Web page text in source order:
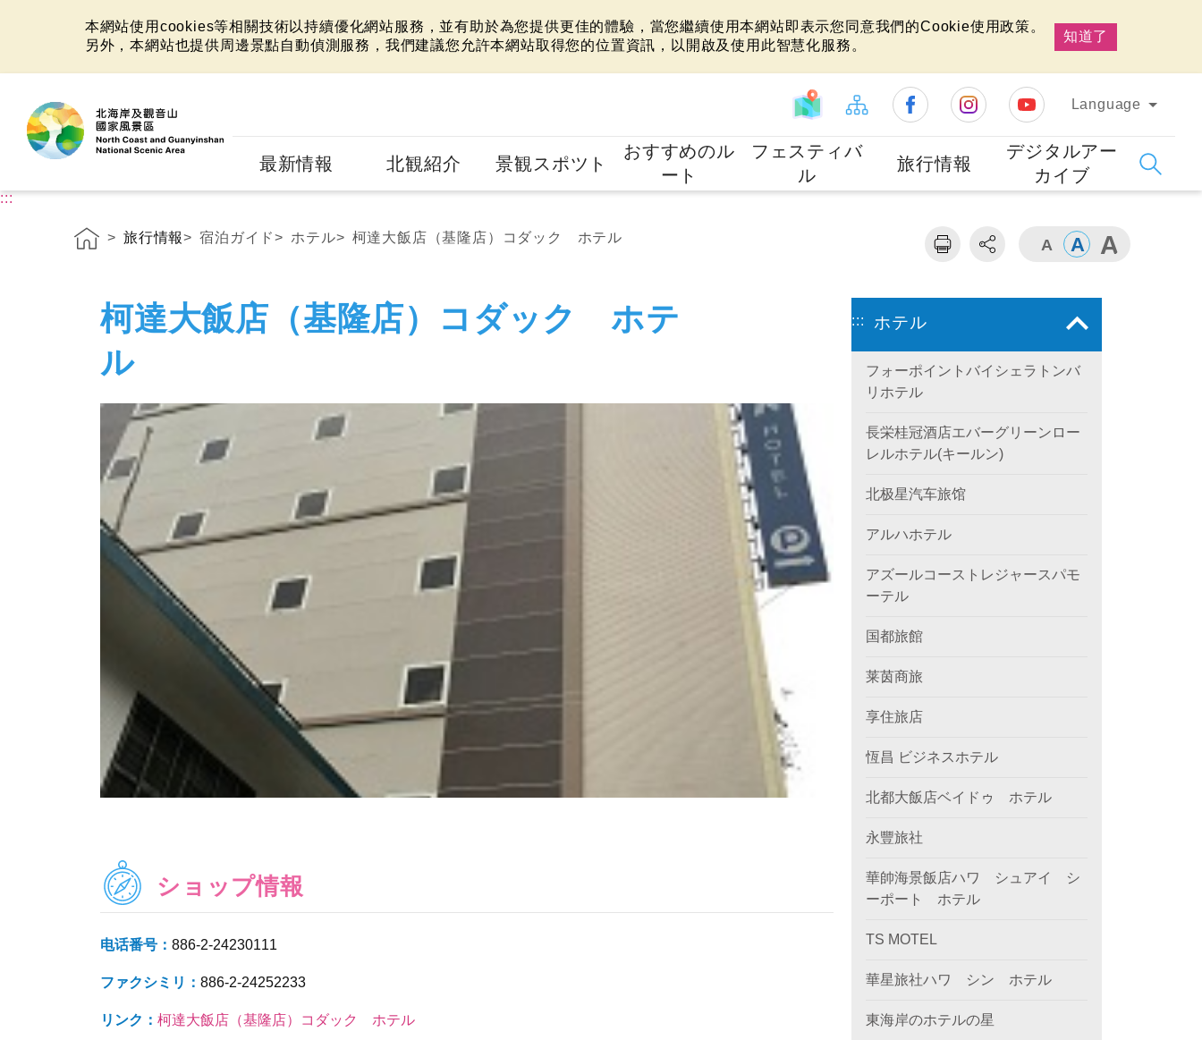
本網站使用cookies等相關技術以持續優化網站服務，並有助於為您提供更佳的體驗，當您繼續使用本網站即表示您同意我們的Cookie使用政策。
另外，本網站也提供周邊景點自動偵測服務，我們建議您允許本網站取得您的位置資訊，以開啟及使用此智慧化服務。
知道了
Language
最新情報 北観紹介 景観スポツト
おすすめのル
ート
フェスティバ
ル
旅行情報
デジタルアー
カイブ
:::
旅行情報 宿泊ガイド ホテル 柯達大飯店（基隆店）コダック ホテル
柯達大飯店（基隆店）コダック ホテ
ル
ショップ情報
电话番号： 886-2-24230111
ファクシミリ： 886-2-24252233
リンク： 柯達大飯店（基隆店）コダック ホテル
::: ホテル
フォーポイントバイシェラトンバ
リホテル
長栄桂冠酒店エバーグリーンロー
レルホテル(キールン)
北极星汽车旅馆
アルハホテル
アズールコーストレジャースパモ
ーテル
国都旅館
莱茵商旅
享住旅店
恆昌 ビジネスホテル
北都大飯店ベイドゥ ホテル
永豐旅社
華帥海景飯店ハワ シュアイ シ
ーポート ホテル
TS MOTEL
華星旅社ハワ シン ホテル
東海岸のホテルの星